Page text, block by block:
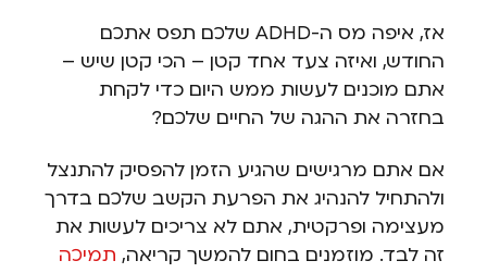
אז, איפה מס ה-ADHD שלכם תפס אתכם
החודש, ואיזה צעד אחד קטן – הכי קטן שיש –
אתם מוכנים לעשות ממש היום כדי לקחת
בחזרה את ההגה של החיים שלכם?
אם אתם מרגישים שהגיע הזמן להפסיק להתנצל
ולהתחיל להנהיג את הפרעת הקשב שלכם בדרך
מעצימה ופרקטית, אתם לא צריכים לעשות את
זה לבד. מוזמנים בחום להמשך קריאה, תמיכה